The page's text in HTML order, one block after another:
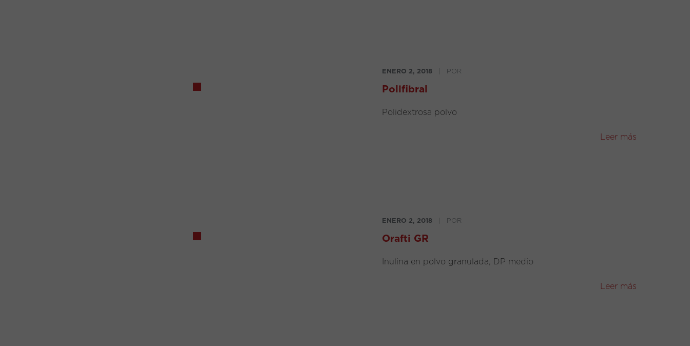
ENERO 2, 2018 POR
Polifibral
Polidextrosa polvo
Leer más
ENERO 2, 2018 POR
Orafti GR
Inulina en polvo granulada, DP medio
Leer más